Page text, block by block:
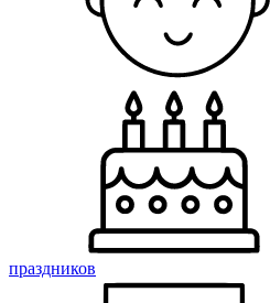
праздников